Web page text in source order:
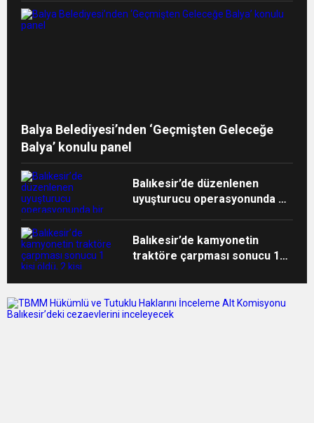
Balya Belediyesi’nden ‘Geçmişten Geleceğe
Balya’ konulu panel
Balıkesir’de düzenlenen
uyuşturucu operasyonunda bir
Balıkesir’de kamyonetin
traktöre çarpması sonucu 1